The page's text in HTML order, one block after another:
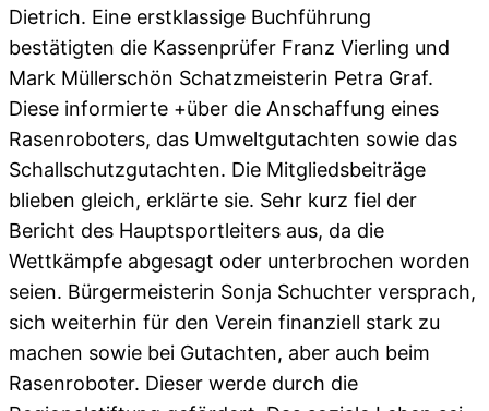
Dietrich. Eine erstklassige Buchführung
bestätigten die Kassenprüfer Franz Vierling und
Mark Müllerschön Schatzmeisterin Petra Graf.
Diese informierte +über die Anschaffung eines
Rasenroboters, das Umweltgutachten sowie das
Schallschutzgutachten. Die Mitgliedsbeiträge
blieben gleich, erklärte sie. Sehr kurz fiel der
Bericht des Hauptsportleiters aus, da die
Wettkämpfe abgesagt oder unterbrochen worden
seien. Bürgermeisterin Sonja Schuchter versprach,
sich weiterhin für den Verein finanziell stark zu
machen sowie bei Gutachten, aber auch beim
Rasenroboter. Dieser werde durch die